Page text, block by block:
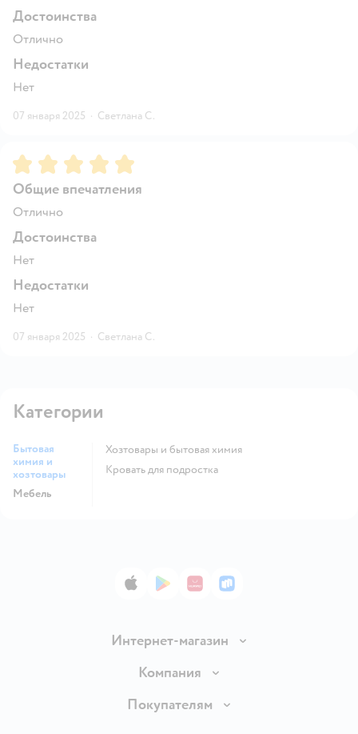
Достоинства
Отлично
Недостатки
Нет
07 января 2025 · Светлана С.
Рейтинг:5
Общие впечатления
Отлично
Достоинства
Нет
Недостатки
Нет
07 января 2025 · Светлана С.
Категории
Бытовая
химия и
хозтовары
Мебель
Хозтовары и бытовая химия
Кровать для подростка
App StoreGoogle Play
AppGallery
RuStore
Интернет-магазин
Доставка и оплата
Правила продажи
Компания
Вакансии
Покупателям